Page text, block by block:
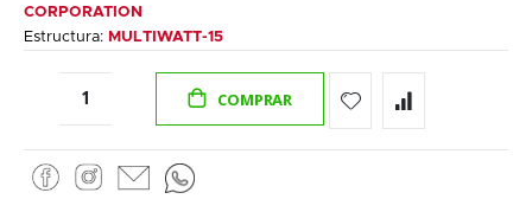
CORPORATION
Estructura: MULTIWATT-15
COMPRAR